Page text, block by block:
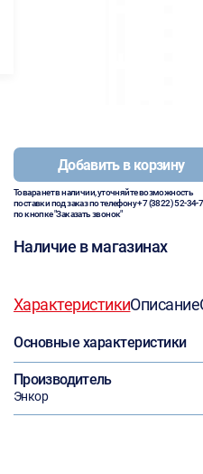
Добавить в корзину
Товара нет в наличии, уточняйте возможность
поставки под заказ по телефону+7 (3822) 52-34-
по кнопке "Заказать звонок"
Наличие в магазинах
ХарактеристикиОписание
Основные характеристики
Производитель
Энкор